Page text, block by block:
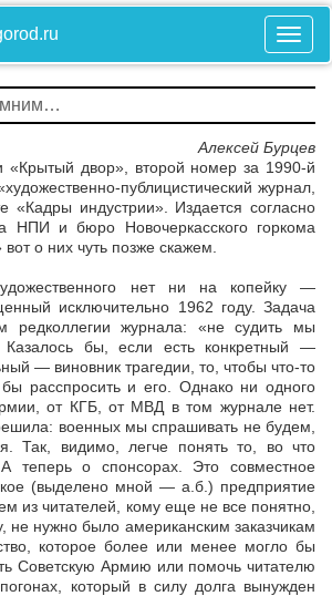
Алексей Бурцев
«Крытый двор», второй номер за 1990-й
публицистический журнал,
«Кадры индустрии». Издается согласно
НПИ и бюро Новочеркасского горкома
о них чуть позже скажем.
нет ни на копейку —
исключительно 1962 году. Задача
редколлегии журнала: «не судить мы
бы, если есть конкретный —
— виновник трагедии, то, чтобы что-то
расспросить и его. Однако ни одного
от КГБ, от МВД в том журнале нет.
военных мы спрашивать не будем,
Так, видимо, легче понять то, во что
А теперь о спонсорах. Это совместное
(выделено мной — а.б.) предприятие
читателей, кому еще не все понятно,
не нужно было американским заказчикам
которое более или менее могло бы
Советскую Армию или помочь читателю
который в силу долга вынужден